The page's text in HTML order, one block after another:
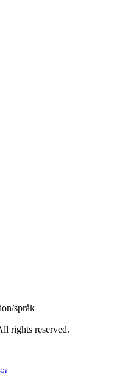
språk
rights reserved.